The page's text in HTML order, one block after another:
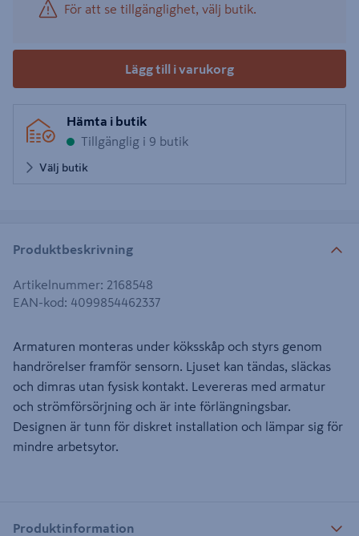
För att se tillgänglighet, välj butik.
Lägg till i varukorg
Hämta i butik
Tillgänglig i 9 butik
Välj butik
Produktbeskrivning
Artikelnummer: 2168548
EAN-kod: 4099854462337
Armaturen monteras under köksskåp och styrs genom
handrörelser framför sensorn. Ljuset kan tändas, släckas
och dimras utan fysisk kontakt. Levereras med armatur
och strömförsörjning och är inte förlängningsbar.
Designen är tunn för diskret installation och lämpar sig för
mindre arbetsytor.
Produktinformation